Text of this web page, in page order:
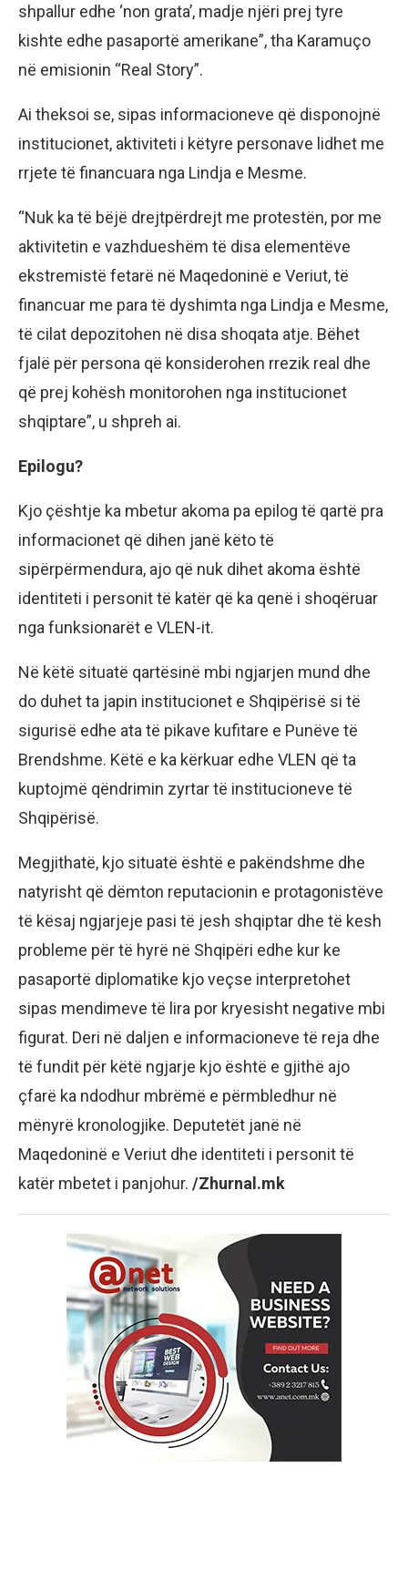
shpallur edhe ‘non grata’, madje njëri prej tyre
kishte edhe pasaportë amerikane”, tha Karamuço
në emisionin “Real Story”.
Ai theksoi se, sipas informacioneve që disponojnë
institucionet, aktiviteti i këtyre personave lidhet me
rrjete të financuara nga Lindja e Mesme.
“Nuk ka të bëjë drejtpërdrejt me protestën, por me
aktivitetin e vazhdueshëm të disa elementëve
ekstremistë fetarë në Maqedoninë e Veriut, të
financuar me para të dyshimta nga Lindja e Mesme,
të cilat depozitohen në disa shoqata atje. Bëhet
fjalë për persona që konsiderohen rrezik real dhe
që prej kohësh monitorohen nga institucionet
shqiptare”, u shpreh ai.
Epilogu?
Kjo çështje ka mbetur akoma pa epilog të qartë pra
informacionet që dihen janë këto të
sipërpërmendura, ajo që nuk dihet akoma është
identiteti i personit të katër që ka qenë i shoqëruar
nga funksionarët e VLEN-it.
Në këtë situatë qartësinë mbi ngjarjen mund dhe
do duhet ta japin institucionet e Shqipërisë si të
sigurisë edhe ata të pikave kufitare e Punëve të
Brendshme. Këtë e ka kërkuar edhe VLEN që ta
kuptojmë qëndrimin zyrtar të institucioneve të
Shqipërisë.
Megjithatë, kjo situatë është e pakëndshme dhe
natyrisht që dëmton reputacionin e protagonistëve
të kësaj ngjarjeje pasi të jesh shqiptar dhe të kesh
probleme për të hyrë në Shqipëri edhe kur ke
pasaportë diplomatike kjo veçse interpretohet
sipas mendimeve të lira por kryesisht negative mbi
figurat. Deri në daljen e informacioneve të reja dhe
të fundit për këtë ngjarje kjo është e gjithë ajo
çfarë ka ndodhur mbrëmë e përmbledhur në
mënyrë kronologjike. Deputetët janë në
Maqedoninë e Veriut dhe identiteti i personit të
katër mbetet i panjohur. /Zhurnal.mk